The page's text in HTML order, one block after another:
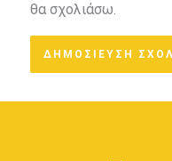
θα σχολιάσω.